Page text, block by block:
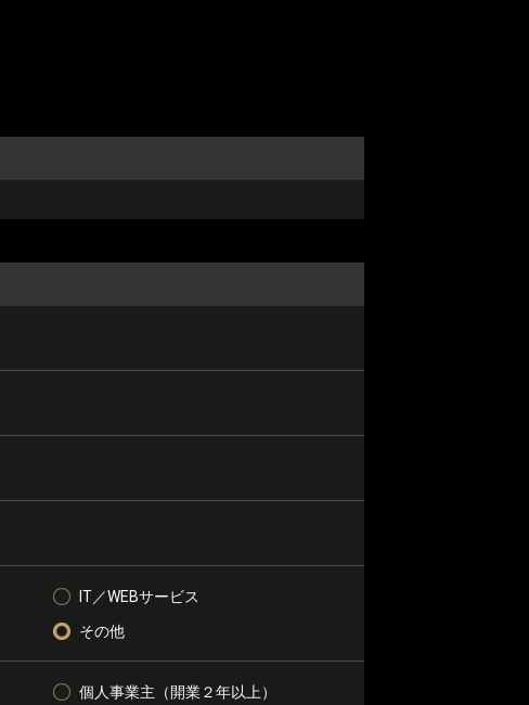
IT／WEBサービス
その他
個人事業主（開業２年以上）